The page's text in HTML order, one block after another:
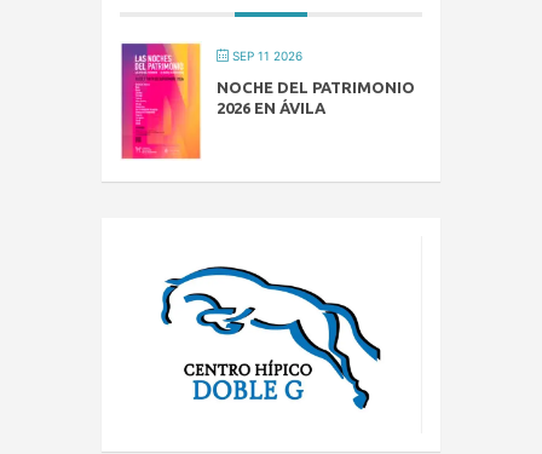
SEP 11 2026
NOCHE DEL PATRIMONIO
2026 EN ÁVILA